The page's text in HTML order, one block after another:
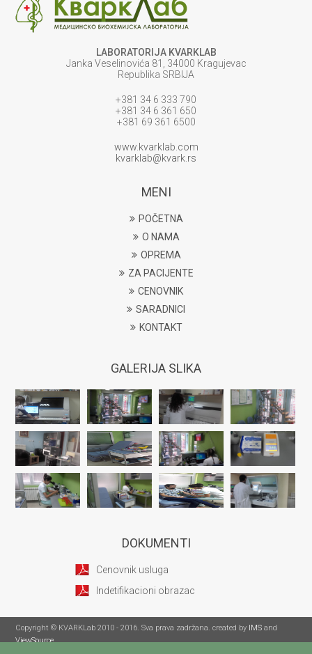
LABORATORIJA KVARKLAB
Janka Veselinovića 81, 34000 Kragujevac
Republika SRBIJA
+381 34 6 333 790
+381 34 6 361 650
+381 69 361 6500
www.kvarklab.com
kvarklab@kvark.rs
MENI
POČETNA
O NAMA
OPREMA
ZA PACIJENTE
CENOVNIK
SARADNICI
KONTAKT
GALERIJA SLIKA
DOKUMENTI
Cenovnik usluga
Indetifikacioni obrazac
Copyright © KVARKLab 2010 - 2016. Sva prava zadržana. created by IMS and
ViewSource